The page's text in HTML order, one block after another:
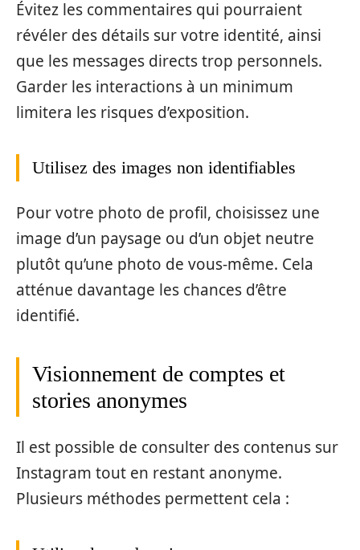
Évitez les commentaires qui pourraient
révéler des détails sur votre identité, ainsi
que les messages directs trop personnels.
Garder les interactions à un minimum
limitera les risques d’exposition.
Utilisez des images non identifiables
Pour votre photo de profil, choisissez une
image d’un paysage ou d’un objet neutre
plutôt qu’une photo de vous-même. Cela
atténue davantage les chances d’être
identifié.
Visionnement de comptes et
stories anonymes
Il est possible de consulter des contenus sur
Instagram tout en restant anonyme.
Plusieurs méthodes permettent cela :